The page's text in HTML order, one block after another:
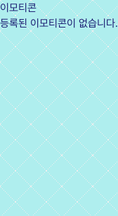
이모티콘
등록된 이모티콘이 없습니다.